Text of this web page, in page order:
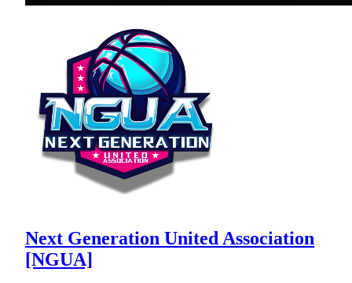
Next Generation United Association
[NGUA]